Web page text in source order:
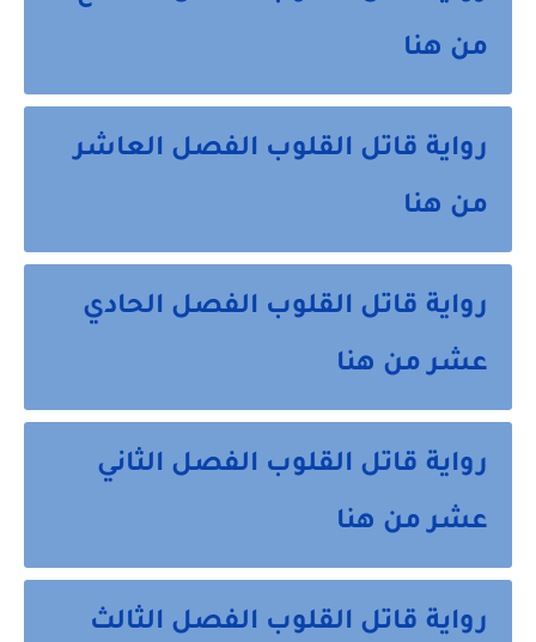
من هنا
رواية قاتل القلوب الفصل العاشر
من هنا
رواية قاتل القلوب الفصل الحادي
عشر من هنا
رواية قاتل القلوب الفصل الثاني
عشر من هنا
رواية قاتل القلوب الفصل الثالث